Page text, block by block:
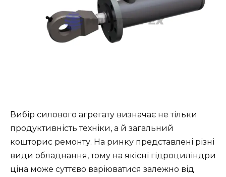
Вибір силового агрегату визначає не тільки
продуктивність техніки, а й загальний
кошторис ремонту. На ринку представлені різні
види обладнання, тому на якісні гідроциліндри
ціна може суттєво варіюватися залежно від